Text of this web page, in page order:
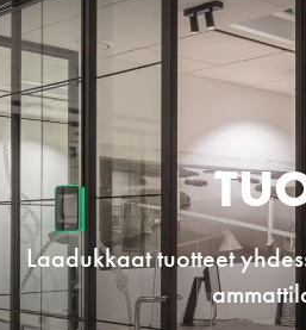
Laadukkaat tuotteet